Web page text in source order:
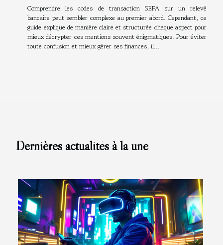
Comprendre les codes de transaction SEPA sur un relevé
bancaire peut sembler complexe au premier abord. Cependant, ce
guide explique de manière claire et structurée chaque aspect pour
mieux décrypter ces mentions souvent énigmatiques. Pour éviter
toute confusion et mieux gérer ses finances, il...
Dernières actualités à la une